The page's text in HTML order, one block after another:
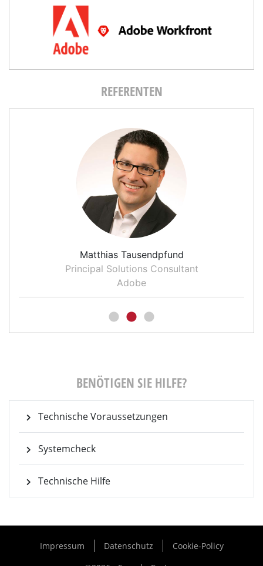
REFERENTEN
Matthias Tausendpfund
Principal Solutions Consultant
Adobe
BENÖTIGEN SIE HILFE?
Technische Voraussetzungen
Systemcheck
Technische Hilfe
Impressum Datenschutz
Cookie-Policy